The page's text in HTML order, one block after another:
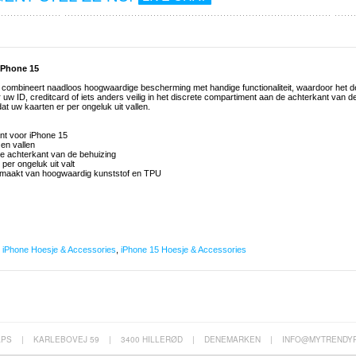
15
naadloos hoogwaardige bescherming met handige functionaliteit, waardoor het
ID, creditcard of iets anders veilig in het discrete compartiment aan de achterkant van
uw kaarten er per ongeluk uit vallen.
voor iPhone 15
vallen
achterkant van de behuizing
ongeluk uit valt
van hoogwaardig kunststof en TPU
iPhone Hoesje & Accessories iPhone 15 Hoesje & Accessories
| KARLEBOVEJ 59 | 3400 HILLERØD | DENEMARKEN |